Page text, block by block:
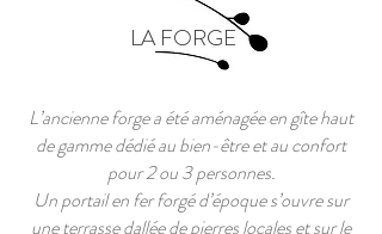
LA FORGE
L’ancienne forge a été aménagée en gîte haut
de gamme dédié au bien-être et au confort
pour 2 ou 3 personnes.
Un portail en fer forgé d’époque s’ouvre sur
une terrasse dallée de pierres locales et sur le